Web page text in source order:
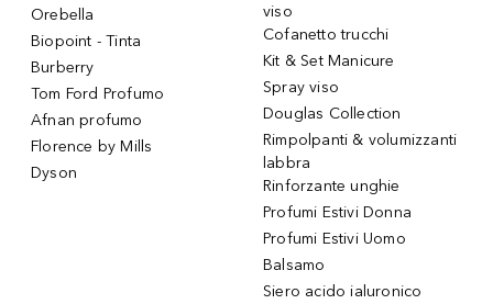
Orebella
Biopoint - Tinta
Burberry
Tom Ford Profumo
Afnan profumo
Florence by Mills
Dyson
viso
Cofanetto trucchi
Kit & Set Manicure
Spray viso
Douglas Collection
Rimpolpanti & volumizzanti
labbra
Rinforzante unghie
Profumi Estivi Donna
Profumi Estivi Uomo
Balsamo
Siero acido ialuronico